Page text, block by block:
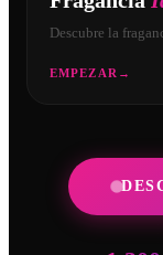
Descubre la
EMPEZAR →